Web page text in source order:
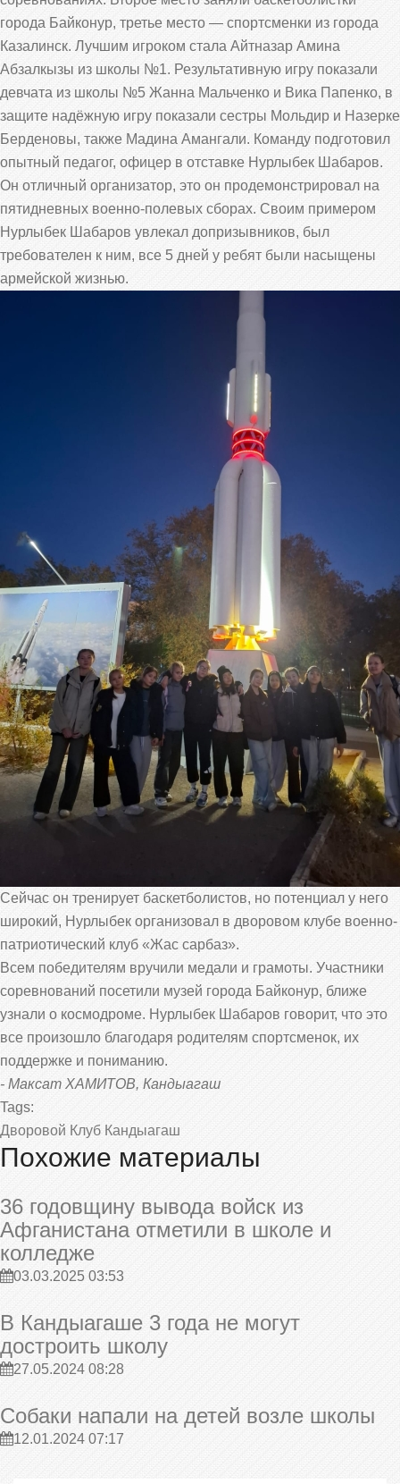
города Байконур, третье место — спортсменки из города
Казалинск. Лучшим игроком стала Айтназар Амина
Абзалкызы из школы №1. Результативную игру показали
девчата из школы №5 Жанна Мальченко и Вика Папенко, в
защите надёжную игру показали сестры Мольдир и Назерке
Берденовы, также Мадина Амангали. Команду подготовил
опытный педагог, офицер в отставке Нурлыбек Шабаров.
Он отличный организатор, это он продемонстрировал на
пятидневных военно-полевых сборах. Своим примером
Нурлыбек Шабаров увлекал допризывников, был
требователен к ним, все 5 дней у ребят были насыщены
армейской жизнью.
Сейчас он тренирует баскетболистов, но потенциал у него
широкий, Нурлыбек организовал в дворовом клубе военно-
патриотический клуб «Жас сарбаз».
Всем победителям вручили медали и грамоты. Участники
соревнований посетили музей города Байконур, ближе
узнали о космодроме. Нурлыбек Шабаров говорит, что это
все произошло благодаря родителям спортсменок, их
поддержке и пониманию.
- Максат ХАМИТОВ, Кандыагаш
Tags:
Дворовой Клуб Кандыагаш
Похожие материалы
36 годовщину вывода войск из
Афганистана отметили в школе и
колледже
03.03.2025 03:53
В Кандыагаше 3 года не могут
достроить школу
27.05.2024 08:28
Собаки напали на детей возле школы
12.01.2024 07:17